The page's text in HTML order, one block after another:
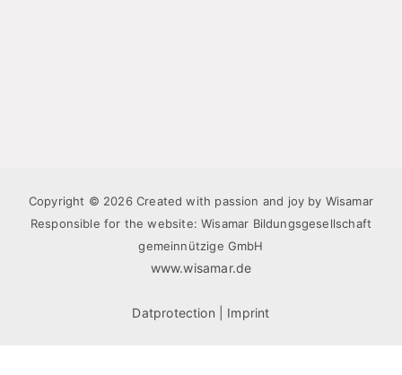
Copyright © 2026 Created with passion and joy by Wisamar
Responsible for the website: Wisamar Bildungsgesellschaft
gemeinnützige GmbH
www.wisamar.de
Datprotection Imprint